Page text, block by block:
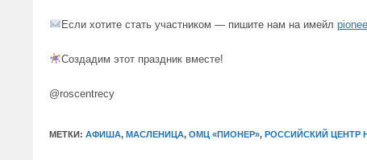
Если хотите стать участником — пишите нам на имейл
Создадим этот праздник вместе!
@roscentrecy
МЕТКИ:АФИША, МАСЛЕНИЦА, ОМЦ «ПИОНЕР», РОССИЙСКИЙ ЦЕНТР